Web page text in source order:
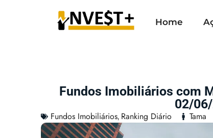
Home
Fundos Imobiliários com
02/
Fundos Imobiliários, Ranking Diário Tama